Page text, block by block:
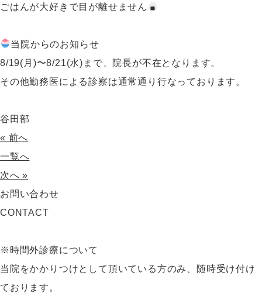
ごはんが大好きで目が離せません
当院からのお知らせ
8/19(月)〜8/21(水)まで、院長が不在となります。
その他勤務医による診察は通常通り行なっております。
谷田部
« 前へ
一覧へ
次へ »
お問い合わせ
CONTACT
※時間外診療について
当院をかかりつけとして頂いている方のみ、随時受け付け
ております。